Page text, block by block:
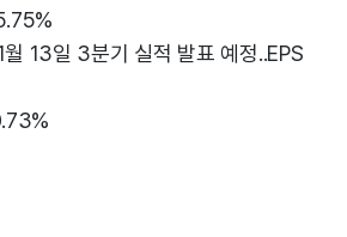
13일 3분기 실적 발표 예정..EPS